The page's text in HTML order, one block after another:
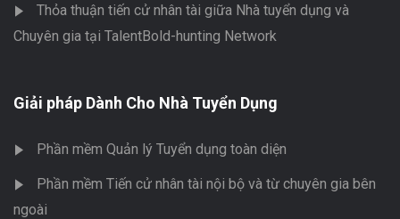
Thỏa thuận tiến cử nhân tài giữa Nhà tuyển dụng và
Chuyên gia tại TalentBold-hunting Network
Giải pháp Dành Cho Nhà Tuyển Dụng
Phần mềm Quản lý Tuyển dụng toàn diện
Phần mềm Tiến cử nhân tài nội bộ và từ chuyên gia bên
ngoài